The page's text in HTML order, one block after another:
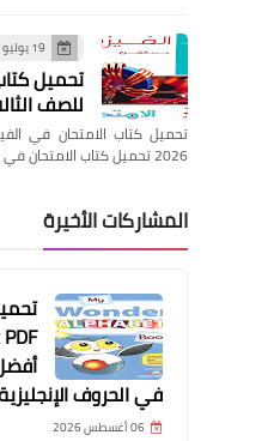
19 يوليو 2025
تحميل
للصف الثالث
2026 تحميل كتاب الامتحان في الفيزياء للصف الثالث الثانوي 2…
المشاركات الأخيرة
في الحروف الإنجليزية
06 أغسطس 2026